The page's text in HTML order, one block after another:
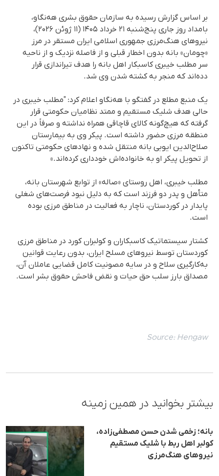
بر اساس گزارش رسیده به سازمان حقوق بشری هه‌نگاو،
بامداد روز جاری پنج‌شنبه ۲۱ خرداد ۱۴۰۵ (۱۱ ژوئن ۲۰۲۶)،
نیروهای هنگ‌مرزی جمهوری اسلامی ایران مستقر در مرز
«چومان» بانه بدون اخطار قبلی و از فاصله نزدیک و از ناحیه
سر مطلب خیبری کاسبکار اهل بانه را هدف تیراندازی قرار
دده‌اند که منجر به کشته شدن وی شد.
یک منبع مطلع در گفتگو با هه‌نگاو اعلام کرد: "مطلب خیبری در
حالی هدف شلیک مستقیم و ممتد نظامیان حکومتی قرار
گرفته که هیچ‌گونه کالای قاچاقی همراه نداشته و صرفاً در این
منطقه مرزی حضور داشته است. پیکر وی به بیمارستان
صلاح‌الدین ایوبی بانه منتقل شده و نهادهای حکومتی تاکنون
از تحویل پیکر او به خانواده‌اش خودداری کرده‌اند.»
مطلب خیبری، اهل روستای «صاله» از توابع شهرستان بانه،
متأهل و پدر دو فرزند است که به دلیل نبود فرصت‌های شغلی
پایدار در کوردستان، ناچار به فعالیت در مناطق مرزی بوده
است.
کشتار سیستماتیک کاسبکاران و کولبران کورد در مناطق مرزی
کوردستان توسط نیروهای مسلح ایران، بدون رعایت قوانین
به‌کارگیری سلاح و در سایه مصونیت کامل قضایی عاملان آن،
مصداق بارز سلب حق حیات و نقض فاحش حقوق بشر است.
Source: Hengaw
بیشتر بخوانید در همین زمینه
بانه؛ زخمی شدن حسن مصطفی‌زاده،
کولبر اهل ربط با شلیک مستقیم
نیروهای هنگ‌مرزی